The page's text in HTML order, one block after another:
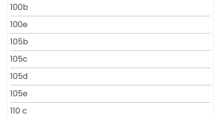
100b
100e
105b
105c
105d
105e
110 c